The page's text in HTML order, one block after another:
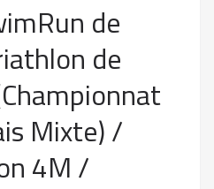
de
de
Mixte) /
4M /